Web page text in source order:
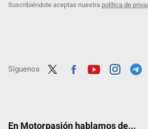
Suscribiéndote aceptas nuestra política de
Síguenos
En Motorpasión hablamos de...